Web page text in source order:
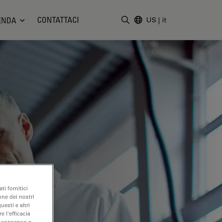
CONTATTACI US | it
fornitici
dei nostri
e altri
l'efficacia